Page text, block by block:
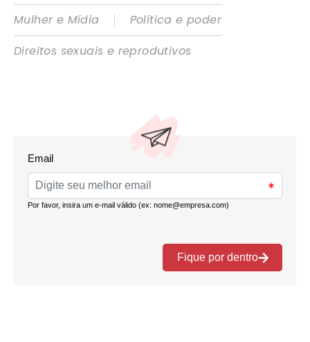
Mulher e Mídia
|
Política e poder
Direitos sexuais e reprodutivos